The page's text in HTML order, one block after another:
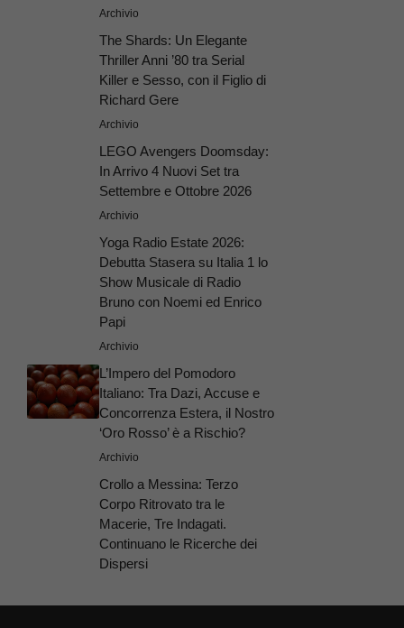
Archivio
The Shards: Un Elegante
Thriller Anni ’80 tra Serial
Killer e Sesso, con il Figlio di
Richard Gere
Archivio
LEGO Avengers Doomsday:
In Arrivo 4 Nuovi Set tra
Settembre e Ottobre 2026
Archivio
Yoga Radio Estate 2026:
Debutta Stasera su Italia 1 lo
Show Musicale di Radio
Bruno con Noemi ed Enrico
Papi
Archivio
L’Impero del Pomodoro
Italiano: Tra Dazi, Accuse e
Concorrenza Estera, il Nostro
‘Oro Rosso’ è a Rischio?
Archivio
Crollo a Messina: Terzo
Corpo Ritrovato tra le
Macerie, Tre Indagati.
Continuano le Ricerche dei
Dispersi